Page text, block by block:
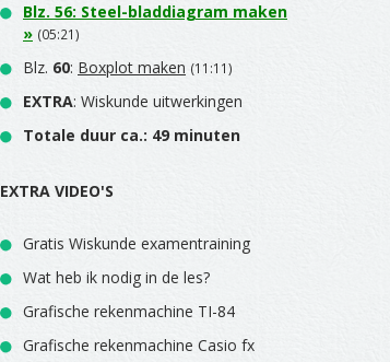
Blz. 56: Steel-bladdiagram maken
» (05:21)
Blz. 60: Boxplot maken (11:11)
EXTRA: Wiskunde uitwerkingen
Totale duur ca.: 49 minuten
EXTRA VIDEO'S
Gratis Wiskunde examentraining
Wat heb ik nodig in de les?
Grafische rekenmachine TI-84
Grafische rekenmachine Casio fx